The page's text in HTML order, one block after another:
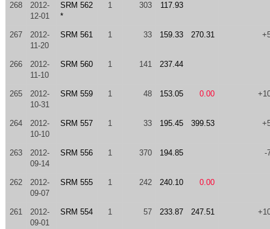
268
2012-
12-01
SRM 562
*
1 303 117.93
267
2012-
11-20
SRM 561 1 33 159.33 270.31
266
2012-
11-10
SRM 560 1 141 237.44
265
2012-
10-31
SRM 559 1 48 153.05 0.00
264
2012-
10-10
SRM 557 1 33 195.45 399.53
263
2012-
09-14
SRM 556 1 370 194.85 -
262
2012-
09-07
SRM 555 1 242 240.10 0.00
261
2012-
09-01
SRM 554 1 57 233.87 247.51